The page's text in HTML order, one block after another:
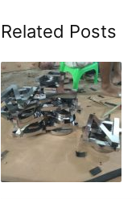
Related Posts